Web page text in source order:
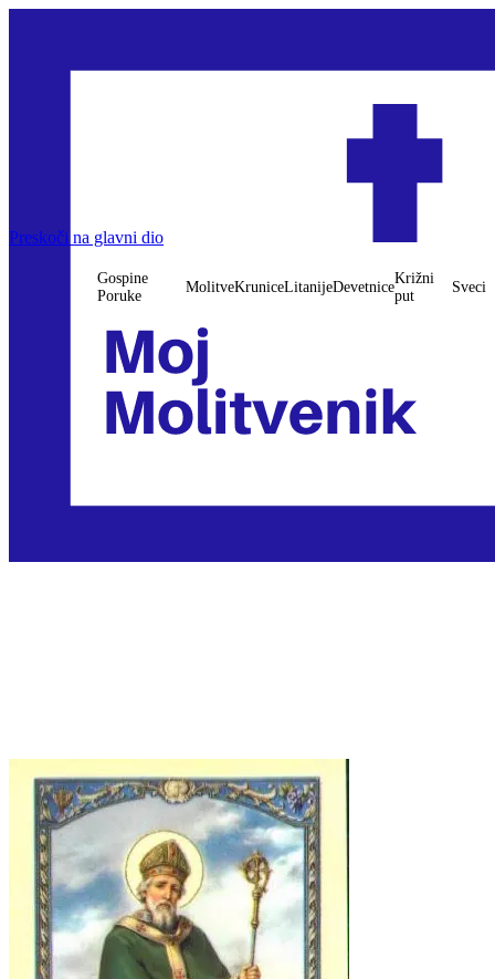
Preskoči na glavni dio
Gospine
Poruke
MolitveKruniceLitanijeDevetnice
Križni
put
Sveci